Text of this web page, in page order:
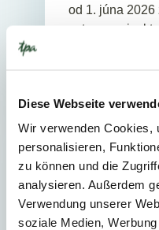
Diese Webseite
Wir verwenden Cookies,
personalisieren,
zu können und die
analysieren. Außerdem
Verwendung unserer
soziale Medien,
od 1. júna
ustanovenie,
ZO ŽIVOTA